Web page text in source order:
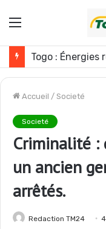
Menu
Accueil / Societé
Societé
Criminalité :
un ancien
arrêtés.
Redaction TM24